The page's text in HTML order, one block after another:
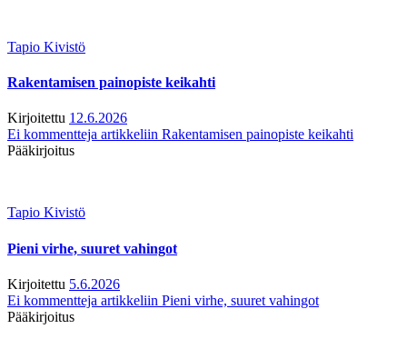
Tapio Kivistö
Rakentamisen painopiste keikahti
Kirjoitettu 12.6.2026
Ei kommentteja artikkeliin Rakentamisen painopiste keikahti
Pääkirjoitus
Tapio Kivistö
Pieni virhe, suuret vahingot
Kirjoitettu 5.6.2026
Ei kommentteja artikkeliin Pieni virhe, suuret vahingot
Pääkirjoitus